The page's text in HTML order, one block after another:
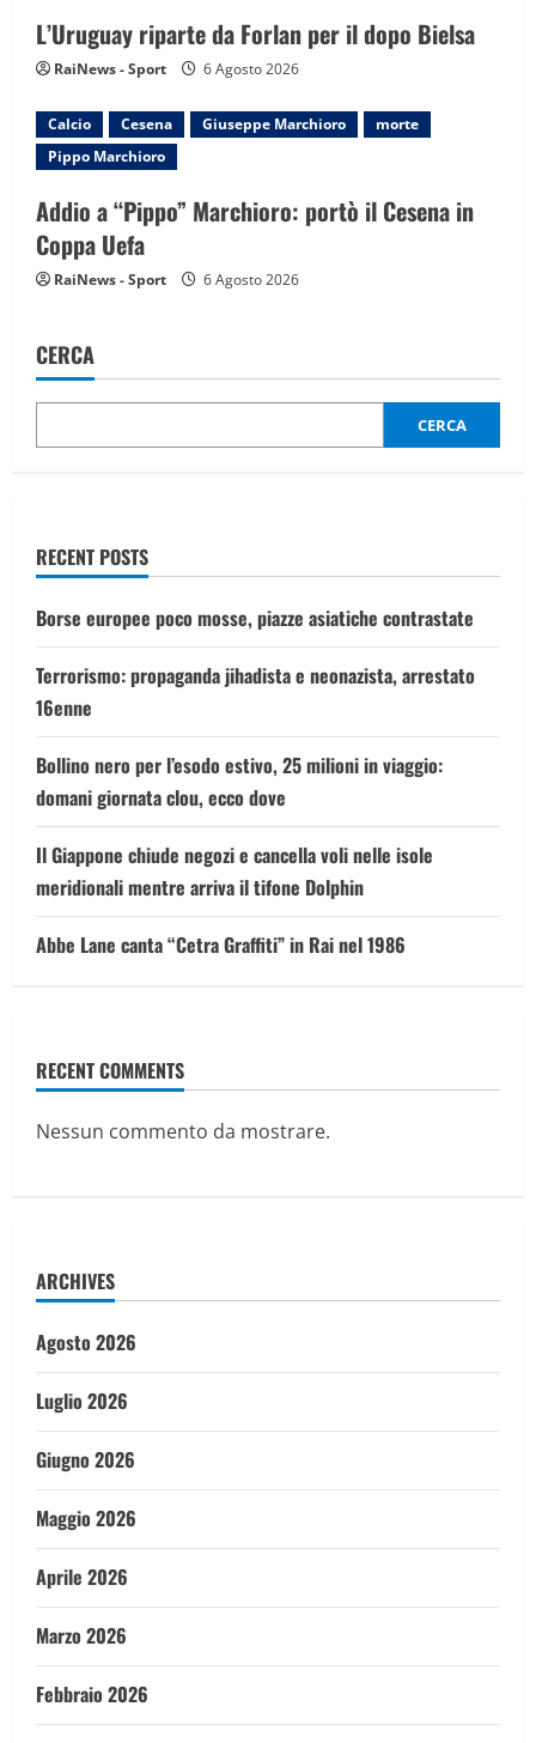
L’Uruguay riparte da Forlan per il dopo Bielsa
RaiNews - Sport 6 Agosto 2026
Calcio Cesena Giuseppe Marchioro
morte
Pippo Marchioro
Addio a “Pippo” Marchioro: portò il Cesena in
Coppa Uefa
RaiNews - Sport 6 Agosto 2026
CERCA
CERCA
RECENT POSTS
Borse europee poco mosse, piazze asiatiche contrastate
Terrorismo: propaganda jihadista e neonazista, arrestato
16enne
Bollino nero per l’esodo estivo, 25 milioni in viaggio:
domani giornata clou, ecco dove
Il Giappone chiude negozi e cancella voli nelle isole
meridionali mentre arriva il tifone Dolphin
Abbe Lane canta “Cetra Graffiti” in Rai nel 1986
RECENT COMMENTS
Nessun commento da mostrare.
ARCHIVES
Agosto 2026
Luglio 2026
Giugno 2026
Maggio 2026
Aprile 2026
Marzo 2026
Febbraio 2026